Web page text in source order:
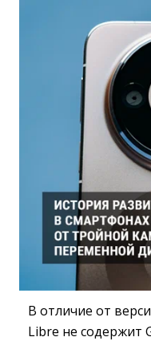
В отличие от
Libre не содержит